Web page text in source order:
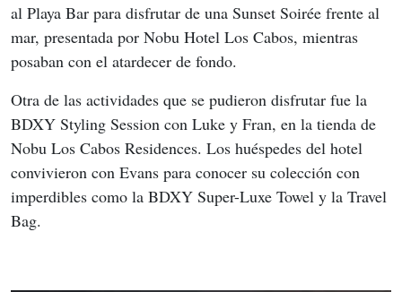
al Playa Bar para disfrutar de una Sunset Soirée frente al
mar, presentada por Nobu Hotel Los Cabos, mientras
posaban con el atardecer de fondo.
Otra de las actividades que se pudieron disfrutar fue la
BDXY Styling Session con Luke y Fran, en la tienda de
Nobu Los Cabos Residences. Los huéspedes del hotel
convivieron con Evans para conocer su colección con
imperdibles como la BDXY Super-Luxe Towel y la Travel
Bag.